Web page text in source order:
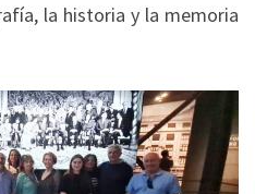
la historia y la memoria